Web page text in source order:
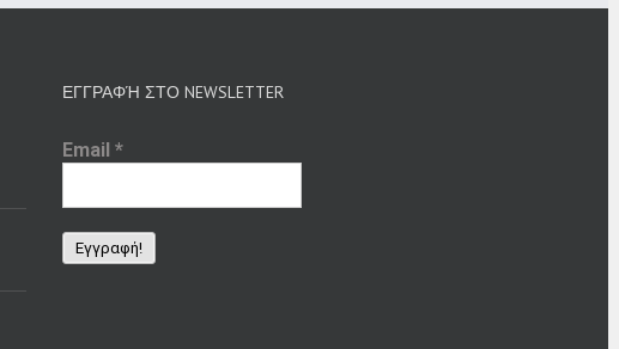
ΕΓΓΡΑΦΉ ΣΤΟ NEWSLETTER
Email*